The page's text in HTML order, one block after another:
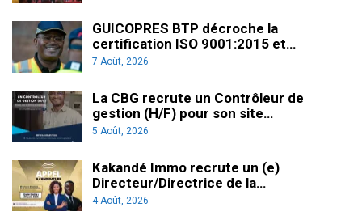
GUICOPRES BTP décroche la
certification ISO 9001:2015 et…
7 Août, 2026
La CBG recrute un Contrôleur de
gestion (H/F) pour son site…
5 Août, 2026
Kakandé Immo recrute un (e)
Directeur/Directrice de la…
4 Août, 2026